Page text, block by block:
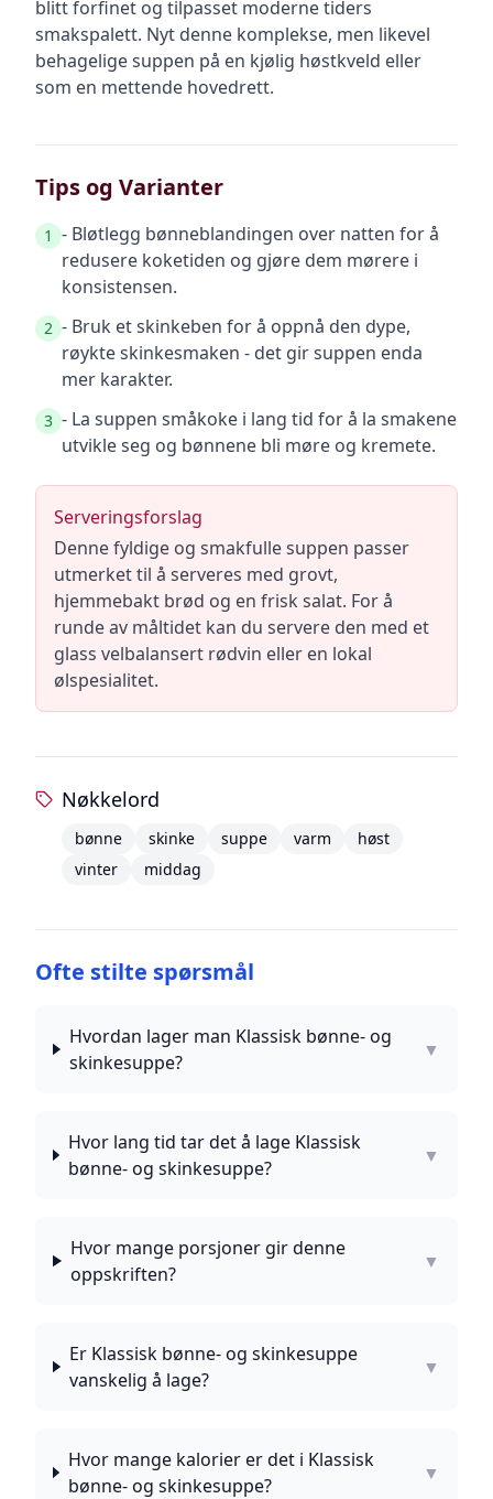
blitt forfinet og tilpasset moderne tiders
smakspalett. Nyt denne komplekse, men likevel
behagelige suppen på en kjølig høstkveld eller
som en mettende hovedrett.
Tips og Varianter
1 - Bløtlegg bønneblandingen over natten for å
redusere koketiden og gjøre dem mørere i
konsistensen.
2 - Bruk et skinkeben for å oppnå den dype,
røykte skinkesmaken - det gir suppen enda
mer karakter.
3 - La suppen småkoke i lang tid for å la smakene
utvikle seg og bønnene bli møre og kremete.
Serveringsforslag
Denne fyldige og smakfulle suppen passer
utmerket til å serveres med grovt,
hjemmebakt brød og en frisk salat. For å
runde av måltidet kan du servere den med et
glass velbalansert rødvin eller en lokal
ølspesialitet.
Nøkkelord
bønne skinke suppe varm
høst
vinter
middag
Ofte stilte spørsmål
Hvordan lager man Klassisk bønne- og
skinkesuppe?
▼
Hvor lang tid tar det å lage Klassisk
bønne- og skinkesuppe?
▼
Hvor mange porsjoner gir denne
oppskriften?
▼
Er Klassisk bønne- og skinkesuppe
vanskelig å lage?
▼
Hvor mange kalorier er det i Klassisk
bønne- og skinkesuppe?
▼